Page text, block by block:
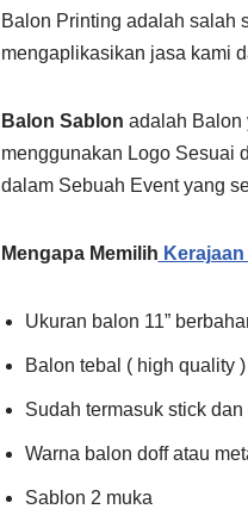
Balon Printing adalah salah
mengaplikasikan jasa kami
Balon Sablon adalah Balon
menggunakan Logo Sesuai
dalam Sebuah Event yang
Mengapa Memilih
Ukuran balon 11”
Balon tebal ( high quality )
Sudah termasuk stick dan
Warna balon doff atau
Sablon 2 muka